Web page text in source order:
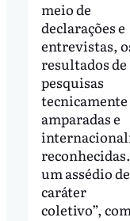
meio de
declarações e
entrevistas,
resultados de
pesquisas
tecnicamente
amparadas e
um assédio de
caráter
coletivo”,